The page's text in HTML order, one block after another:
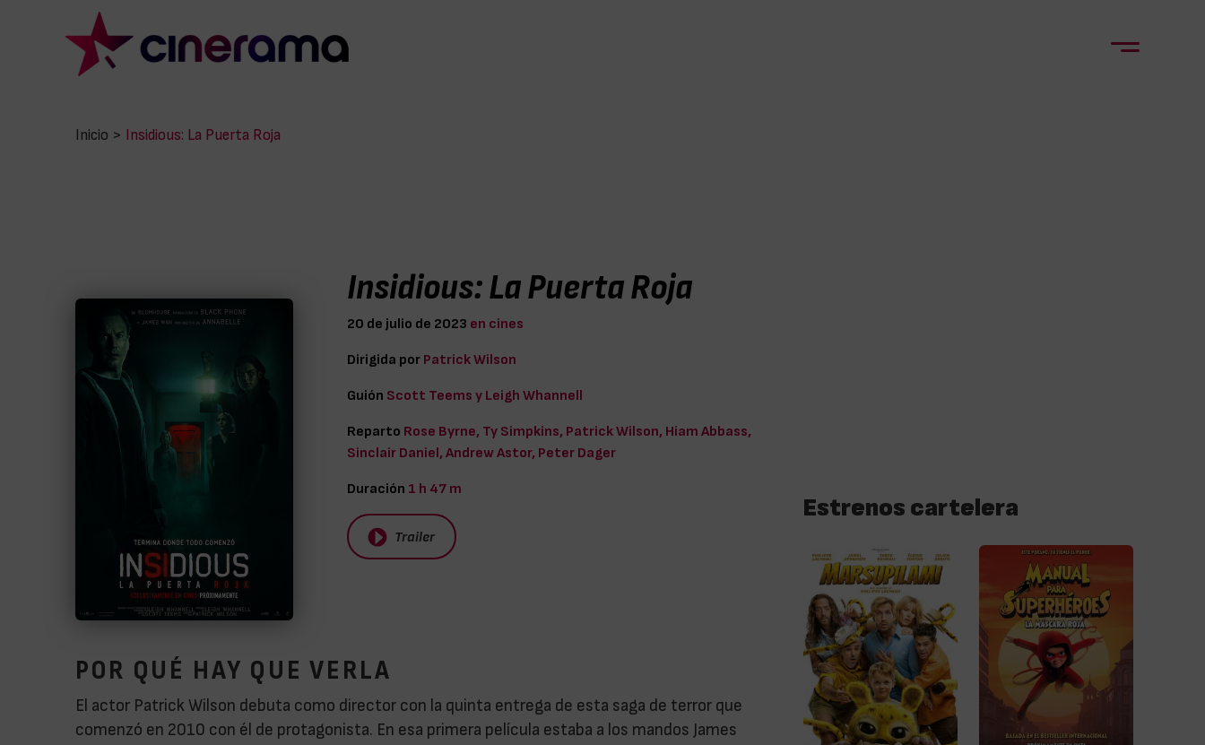
Inicio > Insidious: La Puerta Roja
Insidious: La Puerta Roja
20 de julio de 2023 en cines
Dirigida por Patrick Wilson
Guión Scott Teems y Leigh Whannell
Reparto Rose Byrne, Ty Simpkins, Patrick Wilson, Hiam Abbass,
Sinclair Daniel, Andrew Astor, Peter Dager
Duración 1 h 47 m
Trailer
POR QUÉ HAY QUE VERLA
El actor Patrick Wilson debuta como director con la quinta entrega de esta saga de terror que
comenzó en 2010 con él de protagonista. En esa primera película estaba a los mandos James
Estrenos cartelera